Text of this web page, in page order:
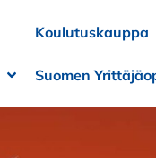
Koulutuskauppa
Avaa alivalikko
Sulje alivalikko
Suomen